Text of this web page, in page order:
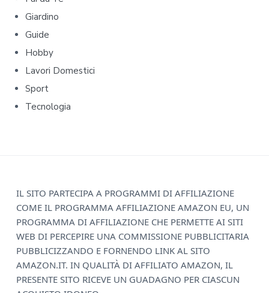
r
y
S
i
d
r
Giardino
Guide
Hobby
Lavori Domestici
Sport
Tecnologia
IL SITO PARTECIPA A PROGRAMMI DI AFFILIAZIONE
COME IL PROGRAMMA AFFILIAZIONE AMAZON EU, UN
PROGRAMMA DI AFFILIAZIONE CHE PERMETTE AI SITI
WEB DI PERCEPIRE UNA COMMISSIONE PUBBLICITARIA
PUBBLICIZZANDO E FORNENDO LINK AL SITO
AMAZON.IT. IN QUALITÀ DI AFFILIATO AMAZON, IL
PRESENTE SITO RICEVE UN GUADAGNO PER CIASCUN